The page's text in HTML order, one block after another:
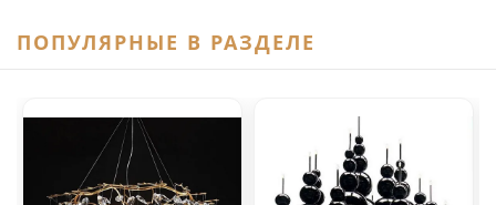
ПОПУЛЯРНЫЕ В РАЗДЕЛЕ